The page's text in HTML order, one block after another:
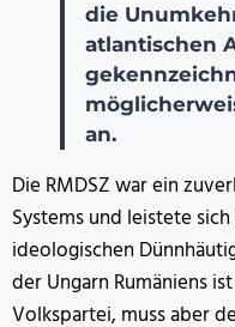
die
atlantischen
an.
Die RMDSZ war ein
Systems und leistete
ideologischen
der Ungarn Rumäniens
Volkspartei, muss aber